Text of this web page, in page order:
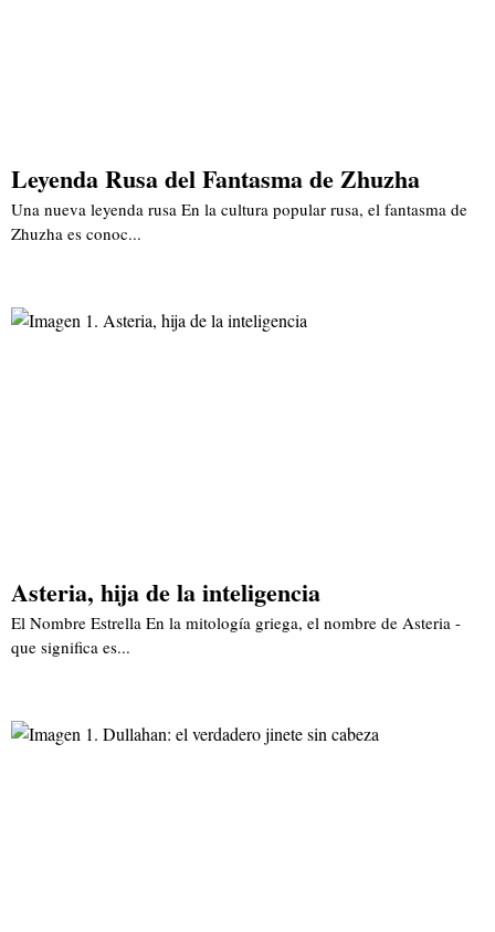
Leyenda Rusa del Fantasma de Zhuzha
Una nueva leyenda rusa En la cultura popular rusa, el fantasma de
Zhuzha es conoc...
Asteria, hija de la inteligencia
El Nombre Estrella En la mitología griega, el nombre de Asteria -
que significa es...